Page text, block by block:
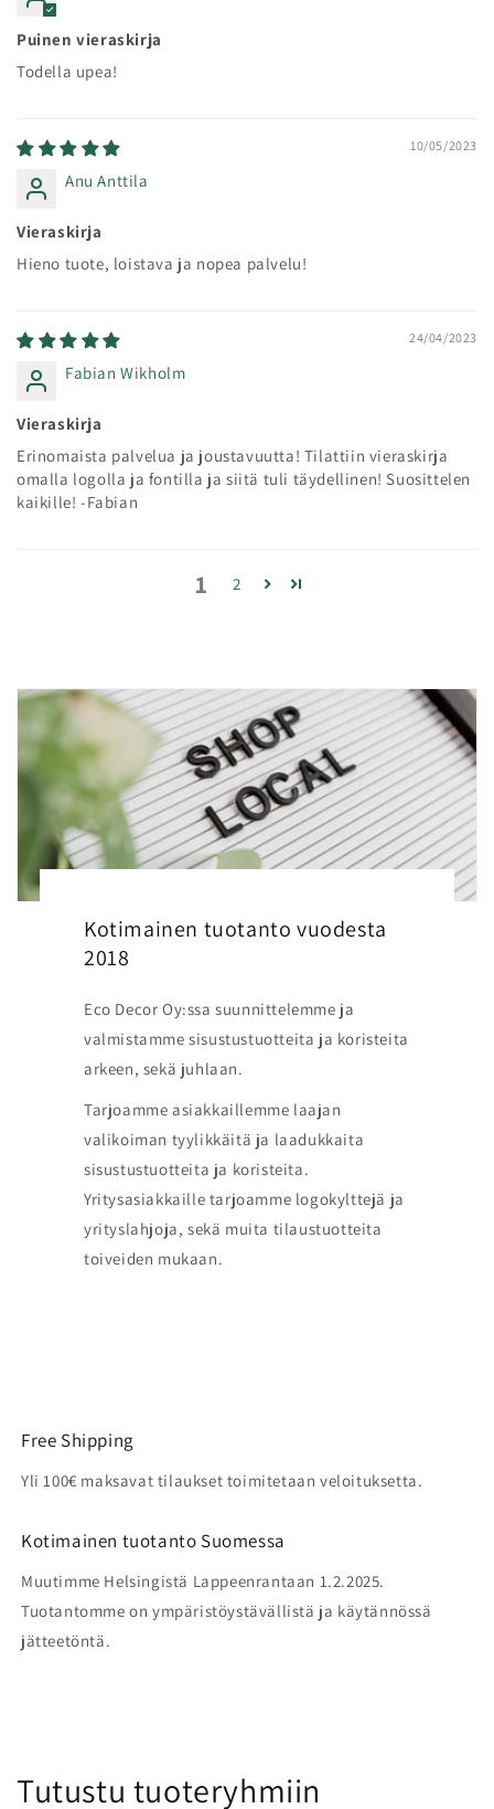
Puinen vieraskirja
Todella upea!
10/05/2023
Anu Anttila
Vieraskirja
Hieno tuote, loistava ja nopea palvelu!
24/04/2023
Fabian Wikholm
Vieraskirja
Erinomaista palvelua ja joustavuutta! Tilattiin vieraskirja
omalla logolla ja fontilla ja siitä tuli täydellinen! Suosittelen
kaikille! -Fabian
1 2
Kotimainen tuotanto vuodesta
2018
Eco Decor Oy:ssa suunnittelemme ja
valmistamme sisustustuotteita ja koristeita
arkeen, sekä juhlaan.
Tarjoamme asiakkaillemme laajan
valikoiman tyylikkäitä ja laadukkaita
sisustustuotteita ja koristeita.
Yritysasiakkaille tarjoamme logokylttejä ja
yrityslahjoja, sekä muita tilaustuotteita
toiveiden mukaan.
Free Shipping
Yli 100€ maksavat tilaukset toimitetaan veloituksetta.
Kotimainen tuotanto Suomessa
Muutimme Helsingistä Lappeenrantaan 1.2.2025.
Tuotantomme on ympäristöystävällistä ja käytännössä
jätteetöntä.
Tutustu tuoteryhmiin